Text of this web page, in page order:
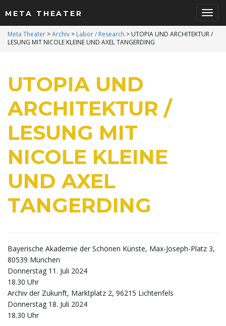
S
META THEATER
Meta Theater >Archiv > Labor / Research > UTOPIA UND ARCHITEKTUR /
LESUNG MIT NICOLE KLEINE UND AXEL TANGERDING
UTOPIA UND
ARCHITEKTUR /
LESUNG MIT
NICOLE KLEINE
UND AXEL
TANGERDING
Bayerische Akademie der Schönen Künste, Max-Joseph-Platz 3,
80539 München
Donnerstag 11. Juli 2024
18.30 Uhr
Archiv der Zukunft, Marktplatz 2, 96215 Lichtenfels
Donnerstag 18. Juli 2024
18.30 Uhr